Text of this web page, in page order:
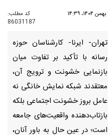
کد مطلب:
86031187
تهران- ایرنا- کارشناسان حوزه
رسانه با تأکید بر تفاوت میان
بازنمایی خشونت و ترویج آن،
معتقدند شبکه نمایش خانگی نه
عامل بروز خشونت اجتماعی بلکه
بازتاب‌دهنده واقعیت‌های جامعه
است؛ در عین حال به باور آنان،